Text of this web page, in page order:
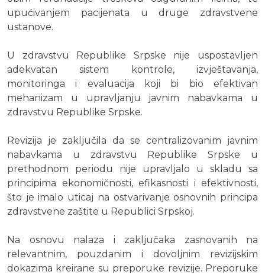
upućivanjem pacijenata u druge zdravstvene
ustanove.
U zdravstvu Republike Srpske nije uspostavljen
adekvatan sistem kontrole, izvještavanja,
monitoringa i evaluacija koji bi bio efektivan
mehanizam u upravljanju javnim nabavkama u
zdravstvu Republike Srpske.
Revizija je zaključila da se centralizovanim javnim
nabavkama u zdravstvu Republike Srpske u
prethodnom periodu nije upravljalo u skladu sa
principima ekonomičnosti, efikasnosti i efektivnosti,
što je imalo uticaj na ostvarivanje osnovnih principa
zdravstvene zaštite u Republici Srpskoj.
Na osnovu nalaza i zaključaka zasnovanih na
relevantnim, pouzdanim i dovoljnim revizijskim
dokazima kreirane su preporuke revizije. Preporuke